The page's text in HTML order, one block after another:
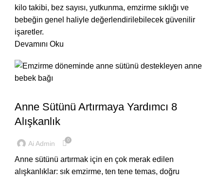
kilo takibi, bez sayısı, yutkunma, emzirme sıklığı ve
bebeğin genel haliyle değerlendirilebilecek güvenilir
işaretler.
Devamını Oku
Anne Sütünü Artırmaya Yardımcı 8
Alışkanlık
Ai Admin 0
Anne sütünü artırmak için en çok merak edilen
alışkanlıklar: sık emzirme, ten tene temas, doğru